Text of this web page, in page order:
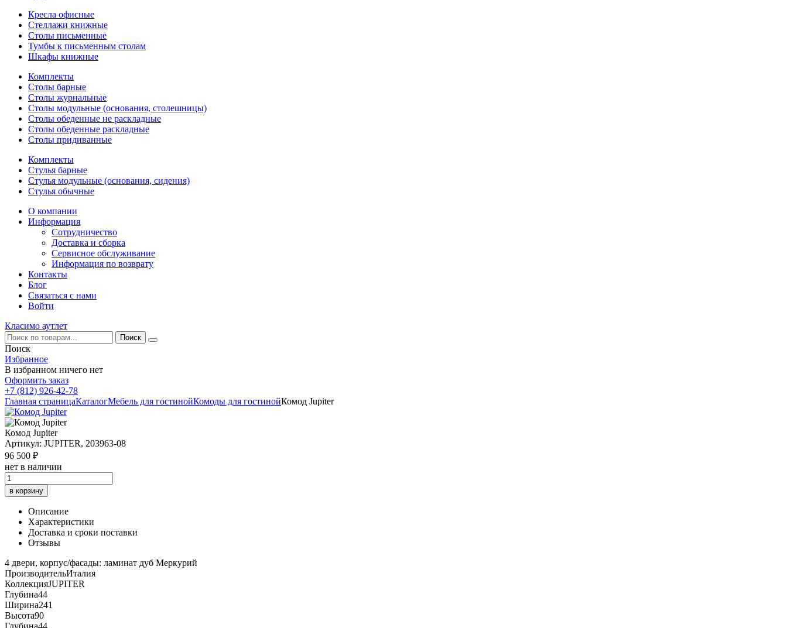
Кресла офисные
Стеллажи книжные
Столы письменные
Тумбы к письменным столам
Шкафы книжные
Комплекты
Столы барные
Столы журнальные
Столы модульные (основания, столешницы)
Столы обеденные не раскладные
Столы обеденные раскладные
Столы придиванные
Комплекты
Стулья барные
Стулья модульные (основания, сидения)
Стулья обычные
О компании
Информация
Сотрудничество
Доставка и сборка
Сервисное обслуживание
Информация по возврату
Контакты
Блог
Связаться с нами
Войти
Класимо аутлет
Поиск
Избранное
В избранном ничего нет
Оформить заказ
+7 (812) 926-42-78
Главная страницаКаталогМебель для гостинойКомоды для гостинойКомод Jupiter
Комод Jupiter
Артикул: JUPITER, 203963-08
96 500 ₽
нет в наличии
в корзину
Описание
Характеристики
Доставка и сроки поставки
Отзывы
4 двери, корпус/фасады: ламинат дуб Меркурий
ПроизводительИталия
КоллекцияJUPITER
Глубина44
Ширина241
Высота90
Глубина44